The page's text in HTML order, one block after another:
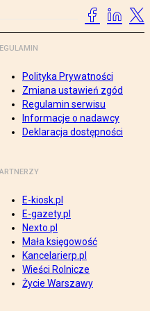
Polityka Prywatności
Zmiana ustawień zgód
Regulamin serwisu
Informacje o nadawcy
Deklaracja dostępności
E-kiosk.pl
E-gazety.pl
Nexto.pl
Mała księgowość
Kancelarierp.pl
Wieści Rolnicze
Życie Warszawy